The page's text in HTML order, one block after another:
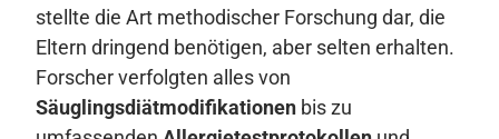
stellte die Art methodischer Forschung dar, die
Eltern dringend benötigen, aber selten erhalten.
Forscher verfolgten alles von
Säuglingsdiätmodifikationen bis zu